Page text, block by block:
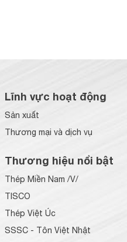
Lĩnh vực hoạt động
Sản xuất
Thương mại và dịch vụ
Thương hiệu nổi bật
Thép Miền Nam /V/
TISCO
Thép Việt Úc
SSSC - Tôn Việt Nhật